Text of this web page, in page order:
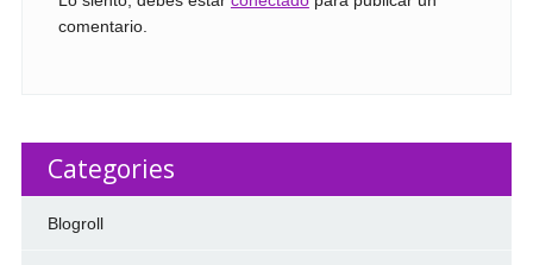
comentario.
Categories
Blogroll